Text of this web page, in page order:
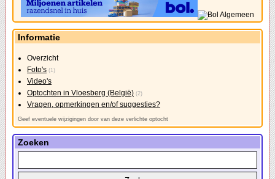
Informatie
Overzicht
Foto's (1)
Video's
Optochten in Vloesberg (België) (2)
Vragen, opmerkingen en/of suggesties?
Geef eventuele wijzigingen door van deze verlichte optocht
Zoeken